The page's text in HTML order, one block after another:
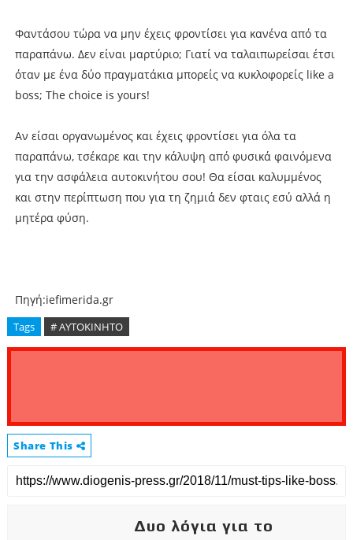
Φαντάσου τώρα να μην έχεις φροντίσει για κανένα από τα
παραπάνω. Δεν είναι μαρτύριο; Γιατί να ταλαιπωρείσαι έτσι
όταν με ένα δύο πραγματάκια μπορείς να κυκλοφορείς like a
boss; The choice is yours!
Αν είσαι οργανωμένος και έχεις φροντίσει για όλα τα
παραπάνω, τσέκαρε και την κάλυψη από φυσικά φαινόμενα
για την ασφάλεια αυτοκινήτου σου! Θα είσαι καλυμμένος
και στην περίπτωση που για τη ζημιά δεν φταις εσύ αλλά η
μητέρα φύση.
Πηγή:iefimerida.gr
Tags # ΑΥΤΟΚΙΝΗΤΟ
Share This
Δυο λόγια για το